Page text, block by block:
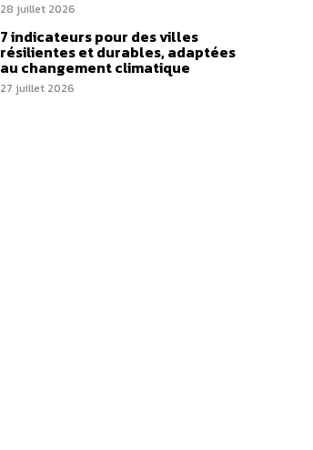
28 juillet 2026
7 indicateurs pour des villes
résilientes et durables, adaptées
au changement climatique
27 juillet 2026